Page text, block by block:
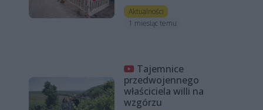
Aktualności
1 miesiąc temu
Tajemnice
przedwojennego
właściciela willi na
wzgórzu